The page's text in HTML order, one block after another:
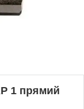
1 прямий